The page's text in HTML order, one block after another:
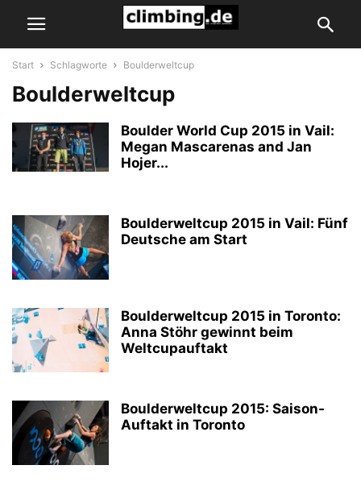
Start Schlagworte Boulderweltcup
Boulderweltcup
Boulder World Cup 2015 in Vail:
Megan Mascarenas and Jan
Hojer...
Boulderweltcup 2015 in Vail: Fünf
Deutsche am Start
Boulderweltcup 2015 in Toronto:
Anna Stöhr gewinnt beim
Weltcupauftakt
Boulderweltcup 2015: Saison-
Auftakt in Toronto